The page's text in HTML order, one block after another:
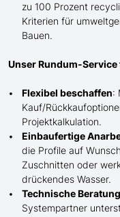
zu 100 Prozent
Kriterien für
Bauen.
Unser Rundum-
Flexibel beschaffen:
Kauf/
Projektkalkulation.
Einbaufertige
die Profile auf Wunsch
Zuschnitten oder
drückendes Wasser.
Technische
Systempartner